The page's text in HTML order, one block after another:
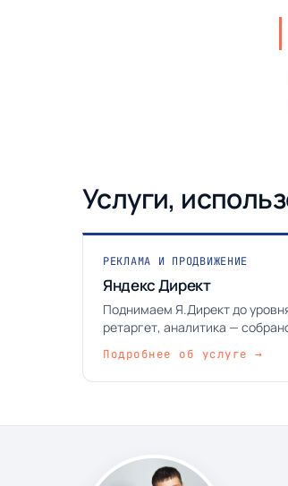
Услуги,
РЕКЛАМА И ПРОДВИЖЕНИЕ
Яндекс Директ
Поднимаем Я.Директ до
ретаргет, аналитика —
Подробнее об услуге →